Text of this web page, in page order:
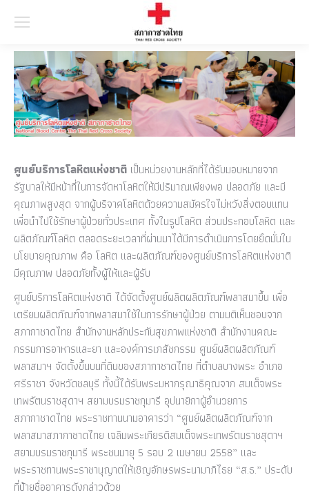
ศูนย์บริการโลหิตแห่งชาติ เป็นหน่วยงานหลักที่ได้รับมอบหมายจาก
รัฐบาลให้มีหน้าที่ในการจัดหาโลหิตให้มีปริมาณเพียงพอ ปลอดภัย และมี
คุณภาพสูงสุด จากผู้บริจาคโลหิตด้วยความสมัครใจไม่หวังสิ่งตอบแทน
เพื่อนำไปใช้รักษาผู้ป่วยทั่วประเทศ ทั้งในรูปโลหิต ส่วนประกอบโลหิต และ
ผลิตภัณฑ์โลหิต ตลอดระยะเวลาที่ผ่านมาได้มีการดำเนินการโดยยึดมั่นใน
นโยบายคุณภาพ คือ โลหิต และผลิตภัณฑ์ของศูนย์บริการโลหิตแห่งชาติ
มีคุณภาพ ปลอดภัยทั้งผู้ให้และผู้รับ
ศูนย์บริการโลหิตแห่งชาติ ได้จัดตั้งศูนย์ผลิตผลิตภัณฑ์พลาสมาขึ้น เพื่อ
เตรียมผลิตภัณฑ์จากพลาสมาใช้ในการรักษาผู้ป่วย ตามมติเห็นชอบจาก
สภากาชาดไทย สำนักงานหลักประกันสุขภาพแห่งชาติ สำนักงานคณะ
กรรมการอาหารและยา และองค์การเภสัชกรรม ศูนย์ผลิตผลิตภัณฑ์
พลาสมาฯ จัดตั้งขึ้นบนที่ดินของสภากาชาดไทย ที่ตำบลบางพระ อำเภอ
ศรีราชา จังหวัดชลบุรี ทั้งนี้ได้รับพระมหากรุณาธิคุณจาก สมเด็จพระ
เทพรัตนราชสุดาฯ สยามบรมราชกุมารี อุปนายิกาผู้อำนวยการ
สภากาชาดไทย พระราชทานนามอาคารว่า “ศูนย์ผลิตผลิตภัณฑ์จาก
พลาสมาสภากาชาดไทย เฉลิมพระเกียรติสมเด็จพระเทพรัตนราชสุดาฯ
สยามบรมราชกุมารี พระชนมายุ 5 รอบ 2 เมษายน 2558” และ
พระราชทานพระราชานุญาตให้เชิญอักษรพระนามาภิไธย “ส.ธ.” ประดับ
ที่ป้ายชื่ออาคารดังกล่าวด้วย